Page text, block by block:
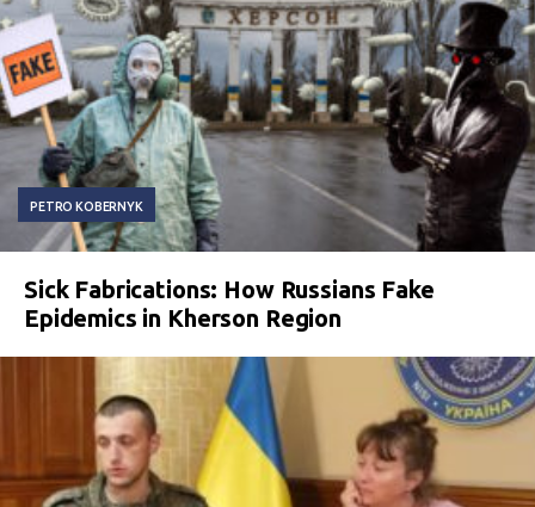
PETRO KOBERNYK
Sick Fabrications: How Russians Fake
Epidemics in Kherson Region